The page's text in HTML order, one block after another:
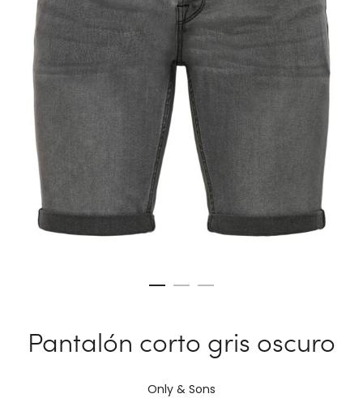
Pantalón corto gris oscuro
Only & Sons